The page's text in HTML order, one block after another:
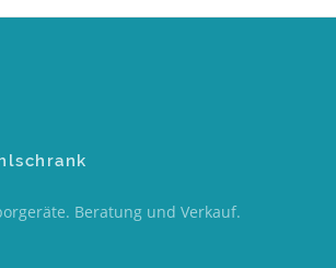
Beratung und Verkauf.